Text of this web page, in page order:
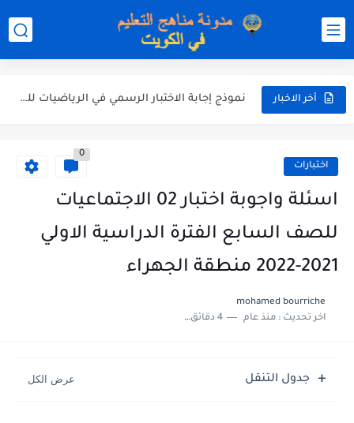
أخر الاخبار
نموذج إجابة الاختبار الرسمي في التربية الاسلامية للصف العاشر الفترة...
نموذج إجابة الاختبار الرسمي في الرياضيات للصف العاشر الفترة الثانية...
مذكرة شاملة في القران الكريم للصف الثاني عشر الفصل الثاني... اختبارات
0
اسئلة واجوبة اختبار 02 الاجتماعيات
للصف السابع الفترة الدراسية الاولي
2021-2022 منطقة الجهراء
mohamed bourriche
اخر تحديث :منذ عام 4 دقائق للقراءة
جدول التنقل